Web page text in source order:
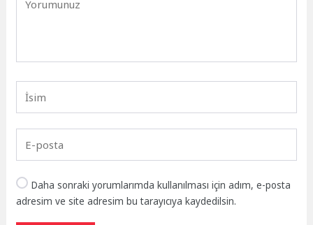
Daha sonraki yorumlarımda kullanılması için adım, e-posta
adresim ve site adresim bu tarayıcıya kaydedilsin.